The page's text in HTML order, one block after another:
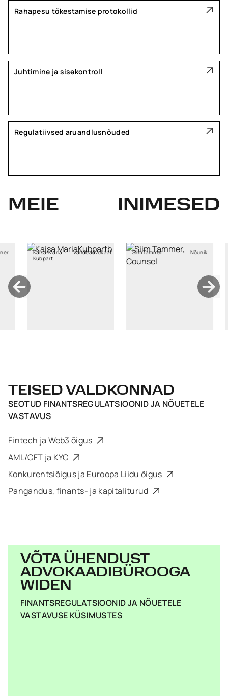
Rahapesu tõkestamise protokollid
Juhtimine ja sisekontroll
Regulatiivsed aruandlusnõuded
MEIE INIMESED
Vandeadvokaat Siim Tammer Nõunik Marju Kohv
TEISED VALDKONNAD
SEOTUD FINANTSREGULATSIOONID JA NÕUETELE
VASTAVUS
Fintech ja Web3 õigus
AML/CFT ja KYC
Konkurentsiõigus ja Euroopa Liidu õigus
Pangandus, finants- ja kapitaliturud
VÕTA ÜHENDUST
ADVOKAADIBÜROOGA
WIDEN
FINANTSREGULATSIOONID JA NÕUETELE
VASTAVUSE KÜSIMUSTES